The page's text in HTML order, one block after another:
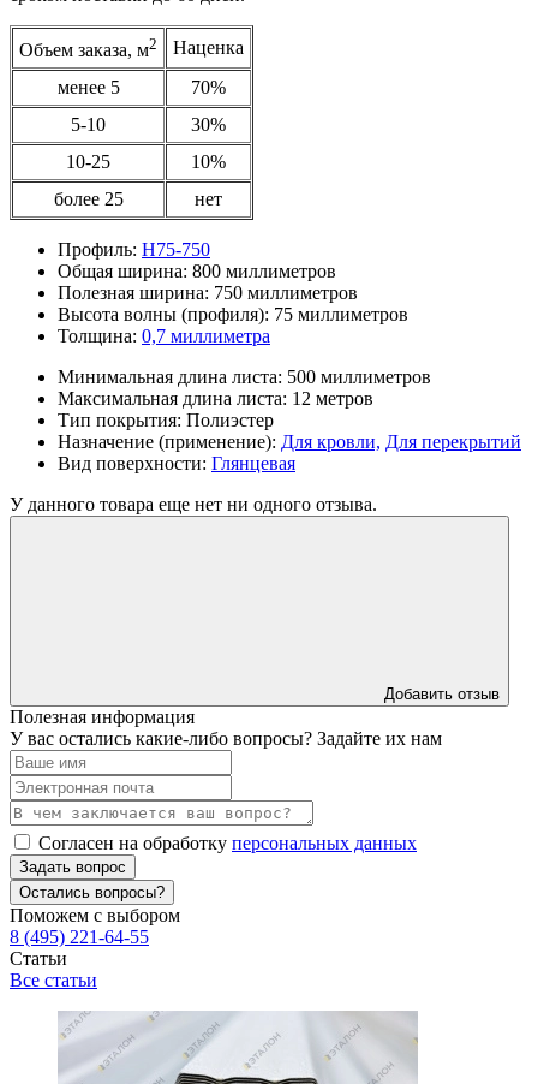
Объем заказа, м2
Наценка
менее 5
70%
5-10
30%
10-25
10%
более 25
нет
Профиль: Н75-750
Общая ширина: 800 миллиметров
Полезная ширина: 750 миллиметров
Высота волны (профиля): 75 миллиметров
Толщина: 0,7 миллиметра
Минимальная длина листа: 500 миллиметров
Максимальная длина листа: 12 метров
Тип покрытия: Полиэстер
Назначение (применение): Для кровли, Для перекрытий
Вид поверхности: Глянцевая
У данного товара еще нет ни одного отзыва.
Добавить отзыв
Полезная информация
У вас остались какие-либо вопросы? Задайте их нам
Согласен на обработку персональных данных
Задать вопрос
Остались вопросы?
Поможем с выбором
8 (495) 221-64-55
Статьи
Все статьи